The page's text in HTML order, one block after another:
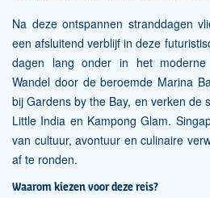
Na deze ontspannen stranddagen
een afsluitend verblijf in deze
dagen lang onder in het moderne
Wandel door de beroemde Marina
bij Gardens by the Bay, en verken de
Little India en Kampong Glam.
van cultuur, avontuur en culinaire
af te ronden.
Waarom kiezen voor deze reis?